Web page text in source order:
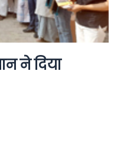
ने दिया